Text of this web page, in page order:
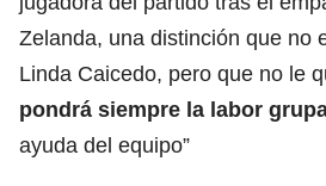
Zelanda, una distinción que no
Linda Caicedo, pero que no le
pondrá siempre la labor
ayuda del equipo”